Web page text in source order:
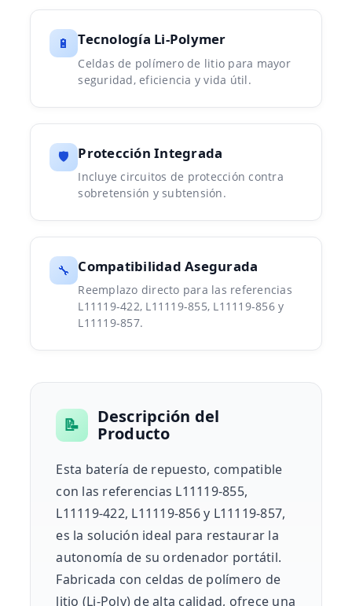
🔋 Tecnología Li-Polymer
Celdas de polímero de litio para mayor
seguridad, eficiencia y vida útil.
🛡️ Protección Integrada
Incluye circuitos de protección contra
sobretensión y subtensión.
🔧 Compatibilidad Asegurada
Reemplazo directo para las referencias
L11119-422, L11119-855, L11119-856 y
L11119-857.
📝
Descripción del
Producto
Esta batería de repuesto, compatible
con las referencias L11119-855,
L11119-422, L11119-856 y L11119-857,
es la solución ideal para restaurar la
autonomía de su ordenador portátil.
Fabricada con celdas de polímero de
litio (Li-Poly) de alta calidad, ofrece una